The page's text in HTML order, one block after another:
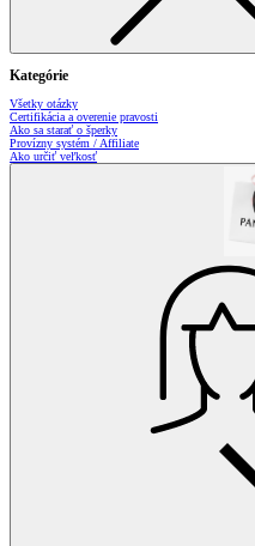
Kategórie
Všetky otázky
Certifikácia a overenie pravosti
Ako sa starať o šperky
Provízny systém / Affiliate
Ako určiť veľkosť